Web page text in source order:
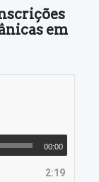
em
00:00
2:19